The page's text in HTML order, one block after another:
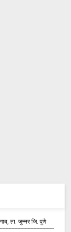
ता. जुन्नर जि. पुणे